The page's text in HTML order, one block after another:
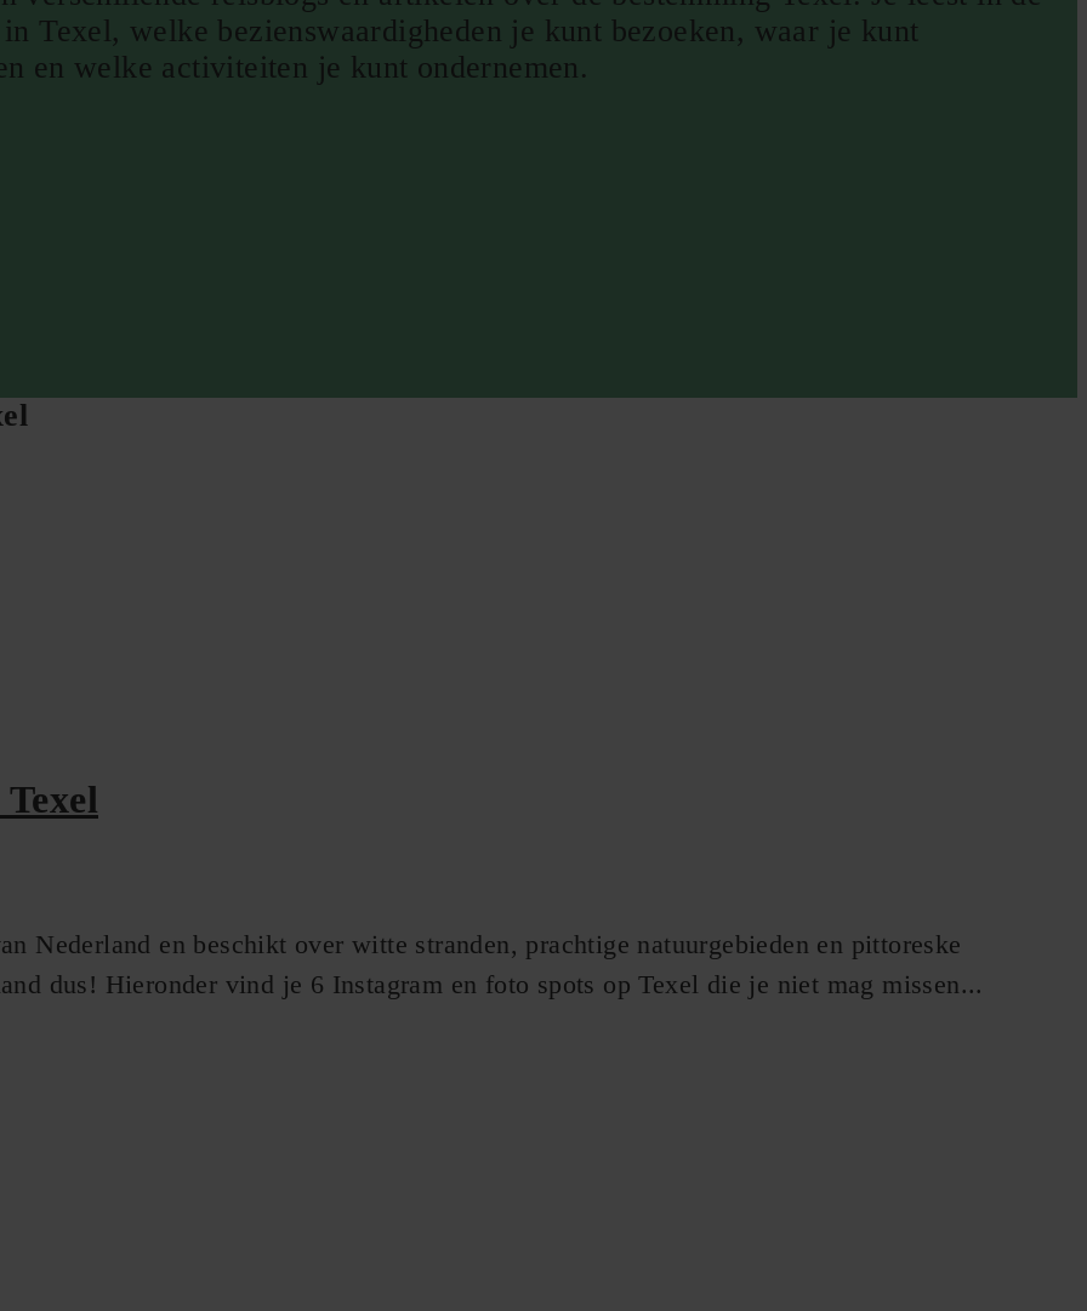
Texel, welke bezienswaardigheden je kunt bezoeken, waar je kunt
en welke activiteiten je kunt ondernemen.
Nederland en beschikt over witte stranden, prachtige natuurgebieden en pittoreske
dus! Hieronder vind je 6 Instagram en foto spots op Texel die je niet mag missen...